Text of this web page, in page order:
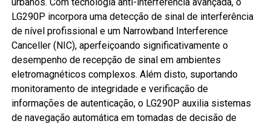
LG290P incorpora uma detecção de sinal de interferência
de nível profissional e um Narrowband Interference
Canceller (NIC), aperfeiçoando significativamente o
desempenho de recepção de sinal em ambientes
eletromagnéticos complexos. Além disto, suportando
monitoramento de integridade e verificação de
informações de autenticação, o LG290P auxilia sistemas
de navegação automática em tomadas de decisão de